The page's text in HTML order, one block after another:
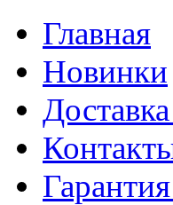
Главная
Новинки